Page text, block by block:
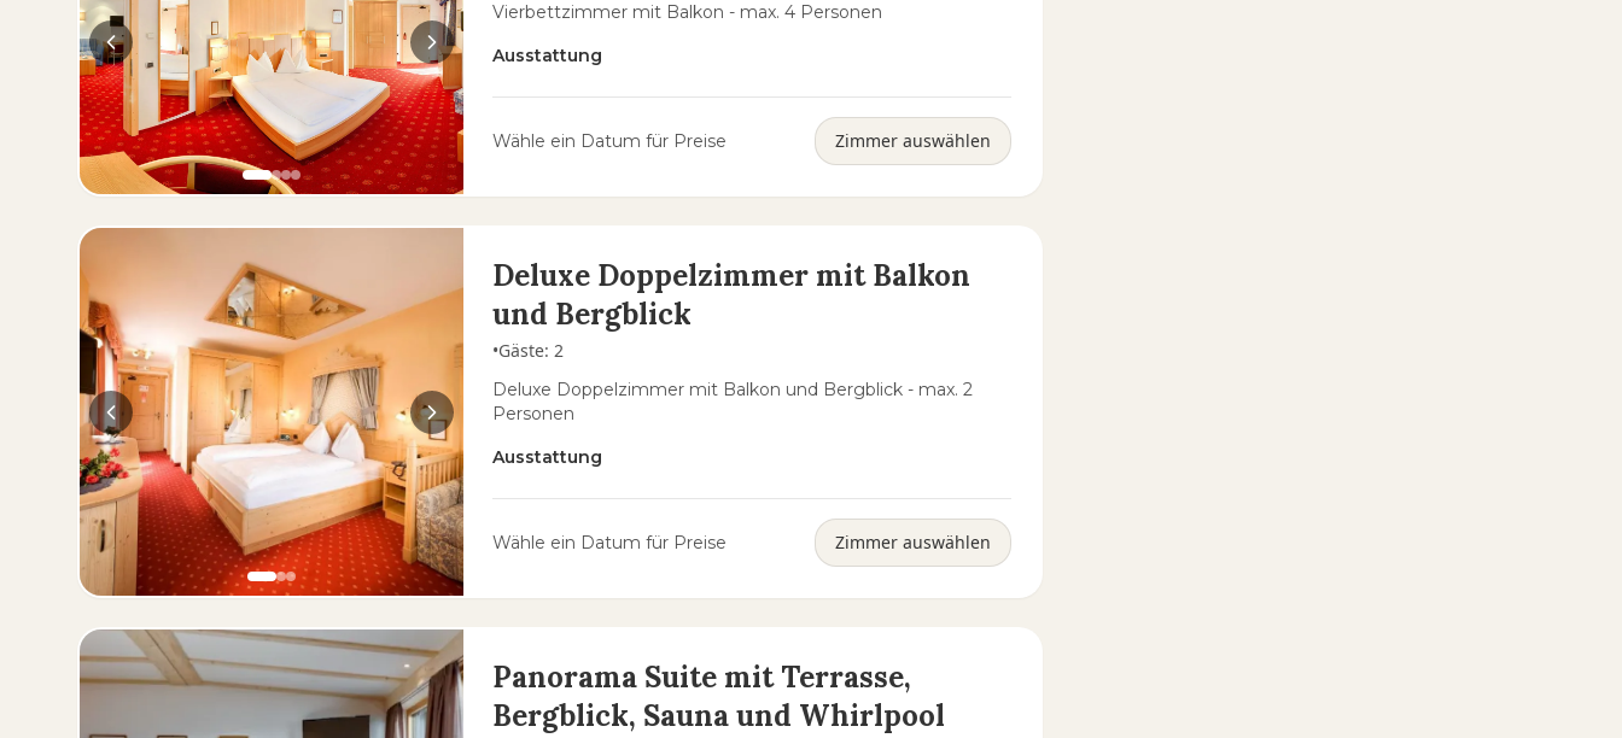
Vierbettzimmer mit Balkon - max. 4 Personen
Ausstattung
Wähle ein Datum für Preise Zimmer auswählen
Deluxe Doppelzimmer mit Balkon
und Bergblick
•Gäste:2
Deluxe Doppelzimmer mit Balkon und Bergblick - max. 2
Personen
Ausstattung
Wähle ein Datum für Preise Zimmer auswählen
Panorama Suite mit Terrasse,
Bergblick, Sauna und Whirlpool